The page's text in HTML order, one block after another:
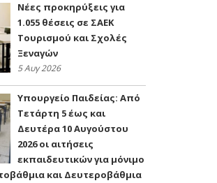
Νέες προκηρύξεις για
1.055 θέσεις σε ΣΑΕΚ
Τουρισμού και Σχολές
Ξεναγών
5 Αυγ 2026
Υπουργείο Παιδείας: Από
Τετάρτη 5 έως και
Δευτέρα 10 Αυγούστου
2026 οι αιτήσεις
εκπαιδευτικών για μόνιμο
και Δευτεροβάθμια